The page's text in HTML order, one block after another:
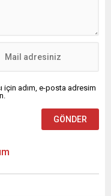
için adım, e-posta adresim